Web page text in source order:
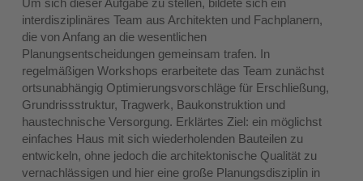
interdisziplinäres Team aus Architekten und Fachplanern,
die von Anfang an die wesentlichen
Planungsentscheidungen gemeinsam trafen. In
regelmäßigen Workshops erarbeitete das Team zunächst
ortsunabhängig Optimierungsvorschläge für Erschließung,
Grundrissstruktur, Tragwerk, Baukonstruktion und
haustechnische Versorgung. Erklärtes Ziel: ein möglichst
einfaches Haus mit sich wiederholenden Bauteilen zu
entwickeln, ohne jedoch die architektonische Qualität zu
vernachlässigen und hier eine große Planungsdisziplin in